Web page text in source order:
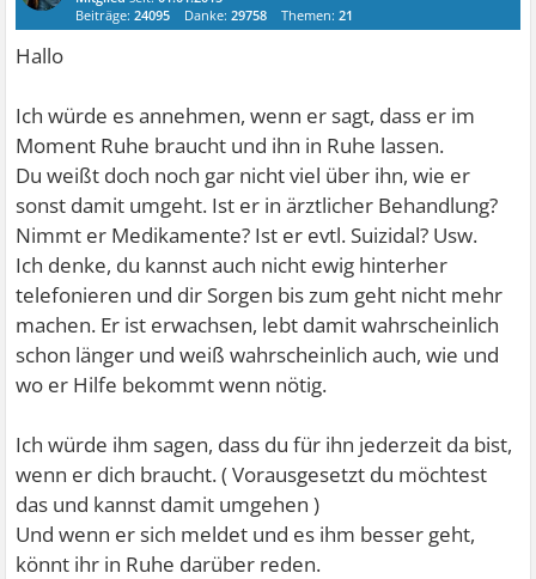
Beiträge:24095 Danke:29758 Themen:21
Hallo
Ich würde es annehmen, wenn er sagt, dass er im
Moment Ruhe braucht und ihn in Ruhe lassen.
Du weißt doch noch gar nicht viel über ihn, wie er
sonst damit umgeht. Ist er in ärztlicher Behandlung?
Nimmt er Medikamente? Ist er evtl. Suizidal? Usw.
Ich denke, du kannst auch nicht ewig hinterher
telefonieren und dir Sorgen bis zum geht nicht mehr
machen. Er ist erwachsen, lebt damit wahrscheinlich
schon länger und weiß wahrscheinlich auch, wie und
wo er Hilfe bekommt wenn nötig.
Ich würde ihm sagen, dass du für ihn jederzeit da bist,
wenn er dich braucht. ( Vorausgesetzt du möchtest
das und kannst damit umgehen )
Und wenn er sich meldet und es ihm besser geht,
könnt ihr in Ruhe darüber reden.